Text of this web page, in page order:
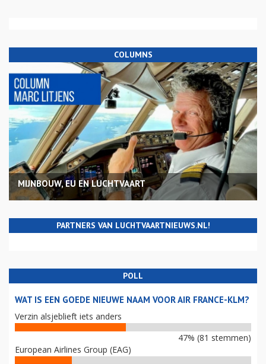
COLUMNS
MIJNBOUW, EU EN LUCHTVAART
PARTNERS VAN LUCHTVAARTNIEUWS.NL!
POLL
WAT IS EEN GOEDE NIEUWE NAAM VOOR AIR FRANCE-KLM?
Verzin alsjeblieft iets anders
47% (81 stemmen)
European Airlines Group (EAG)